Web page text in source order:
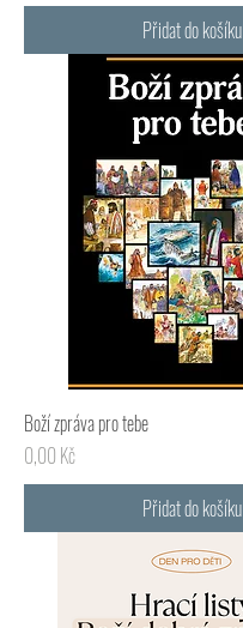
Přidat do košíku
Boží zpráva pro tebe
Cena
0,00 Kč
Přidat do košíku